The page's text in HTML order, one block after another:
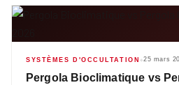
SYSTÈMES D'OCCULTATION ◆25 mars
Pergola Bioclimatique vs